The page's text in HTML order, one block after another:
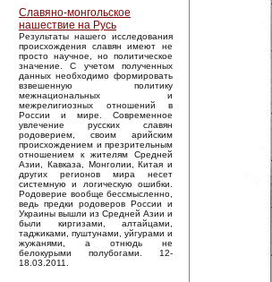
Славяно-монгольское
нашествие на Русь
Результаты нашего исследования
происхождения славян имеют не
просто научное, но политическое
значение. С учетом полученных
данных необходимо формировать
взвешенную политику
межнациональных и
межрелигиозных отношений в
России и мире. Современное
увлечение русских славян
родоверием, своим арийским
происхождением и презрительным
отношением к жителям Средней
Азии, Кавказа, Монголии, Китая и
других регионов мира несет
системную и логическую ошибки.
Родоверие вообще бессмысленно,
ведь предки родоверов России и
Украины вышли из Средней Азии и
были киргизами, алтайцами,
таджиками, пуштунами, уйгурами и
жужанями, а отнюдь не
белокурыми полубогами. 12-
18.03.2011.